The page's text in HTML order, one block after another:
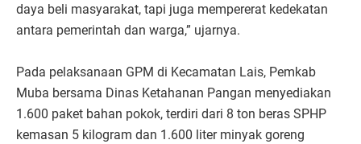
daya beli masyarakat, tapi juga mempererat kedekatan
antara pemerintah dan warga,” ujarnya.
Pada pelaksanaan GPM di Kecamatan Lais, Pemkab
Muba bersama Dinas Ketahanan Pangan menyediakan
1.600 paket bahan pokok, terdiri dari 8 ton beras SPHP
kemasan 5 kilogram dan 1.600 liter minyak goreng